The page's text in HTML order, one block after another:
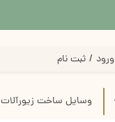
وسایل ساخت زیورآلات
ورود / ثبت نام
تغییر گذر واژه